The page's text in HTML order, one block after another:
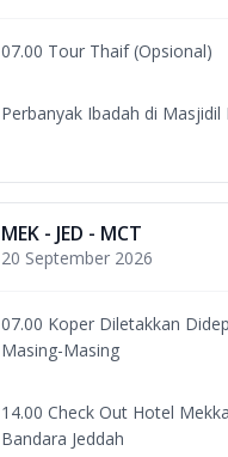
07.00 Tour Thaif (Opsional)
Perbanyak Ibadah di Masjidil
MEK - JED - MCT
20 September 2026
07.00 Koper Diletakkan
Masing-Masing
14.00 Check Out Hotel
Bandara Jeddah